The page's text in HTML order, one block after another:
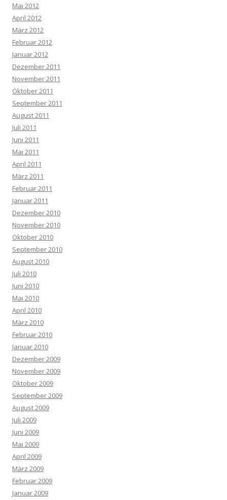
Mai 2012
April 2012
März 2012
Februar 2012
Januar 2012
Dezember 2011
November 2011
Oktober 2011
September 2011
August 2011
Juli 2011
Juni 2011
Mai 2011
April 2011
März 2011
Februar 2011
Januar 2011
Dezember 2010
November 2010
Oktober 2010
September 2010
August 2010
Juli 2010
Juni 2010
Mai 2010
April 2010
März 2010
Februar 2010
Januar 2010
Dezember 2009
November 2009
Oktober 2009
September 2009
August 2009
Juli 2009
Juni 2009
Mai 2009
April 2009
März 2009
Februar 2009
Januar 2009